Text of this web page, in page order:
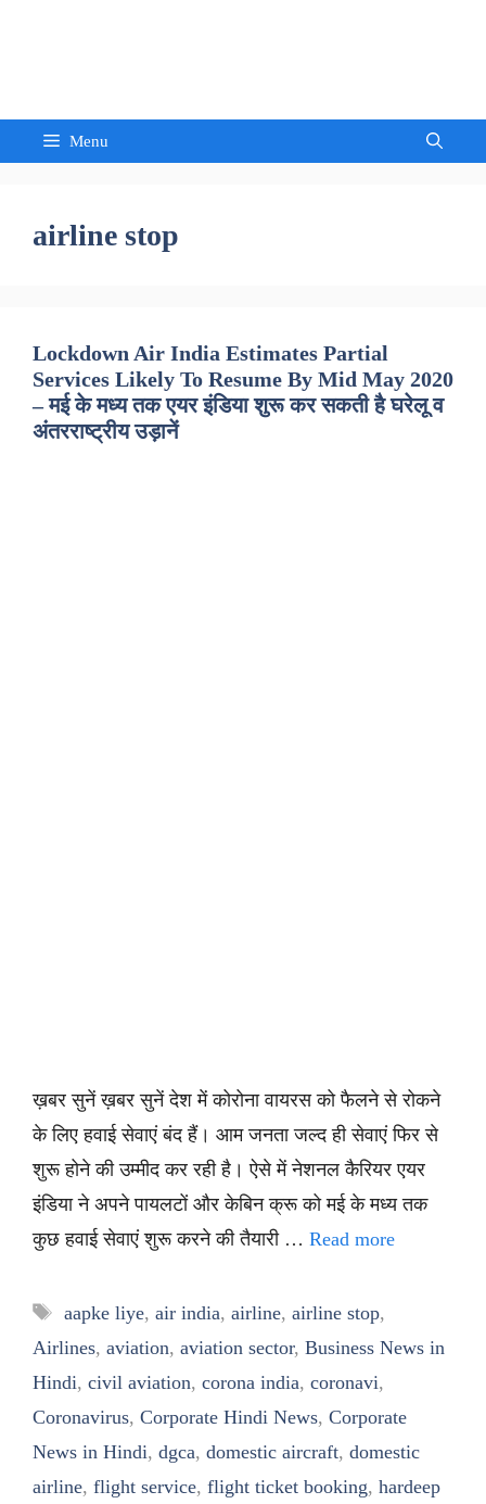
Menu
airline stop
Lockdown Air India Estimates Partial
Services Likely To Resume By Mid May 2020
– मई के मध्य तक एयर इंडिया शुरू कर सकती है घरेलू व
अंतरराष्ट्रीय उड़ानें
ख़बर सुनें ख़बर सुनें देश में कोरोना वायरस को फैलने से रोकने
के लिए हवाई सेवाएं बंद हैं। आम जनता जल्द ही सेवाएं फिर से
शुरू होने की उम्मीद कर रही है। ऐसे में नेशनल कैरियर एयर
इंडिया ने अपने पायलटों और केबिन क्रू को मई के मध्य तक
कुछ हवाई सेवाएं शुरू करने की तैयारी … Read more
Tags
aapke liye, air india, airline, airline stop,
Airlines, aviation, aviation sector, Business News in
Hindi, civil aviation, corona india, coronavi,
Coronavirus, Corporate Hindi News, Corporate
News in Hindi, dgca, domestic aircraft, domestic
airline, flight service, flight ticket booking, hardeep